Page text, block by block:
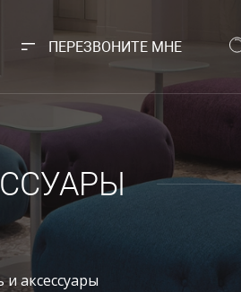
ПЕРЕЗВОНИТЕ МНЕ
аксессуары